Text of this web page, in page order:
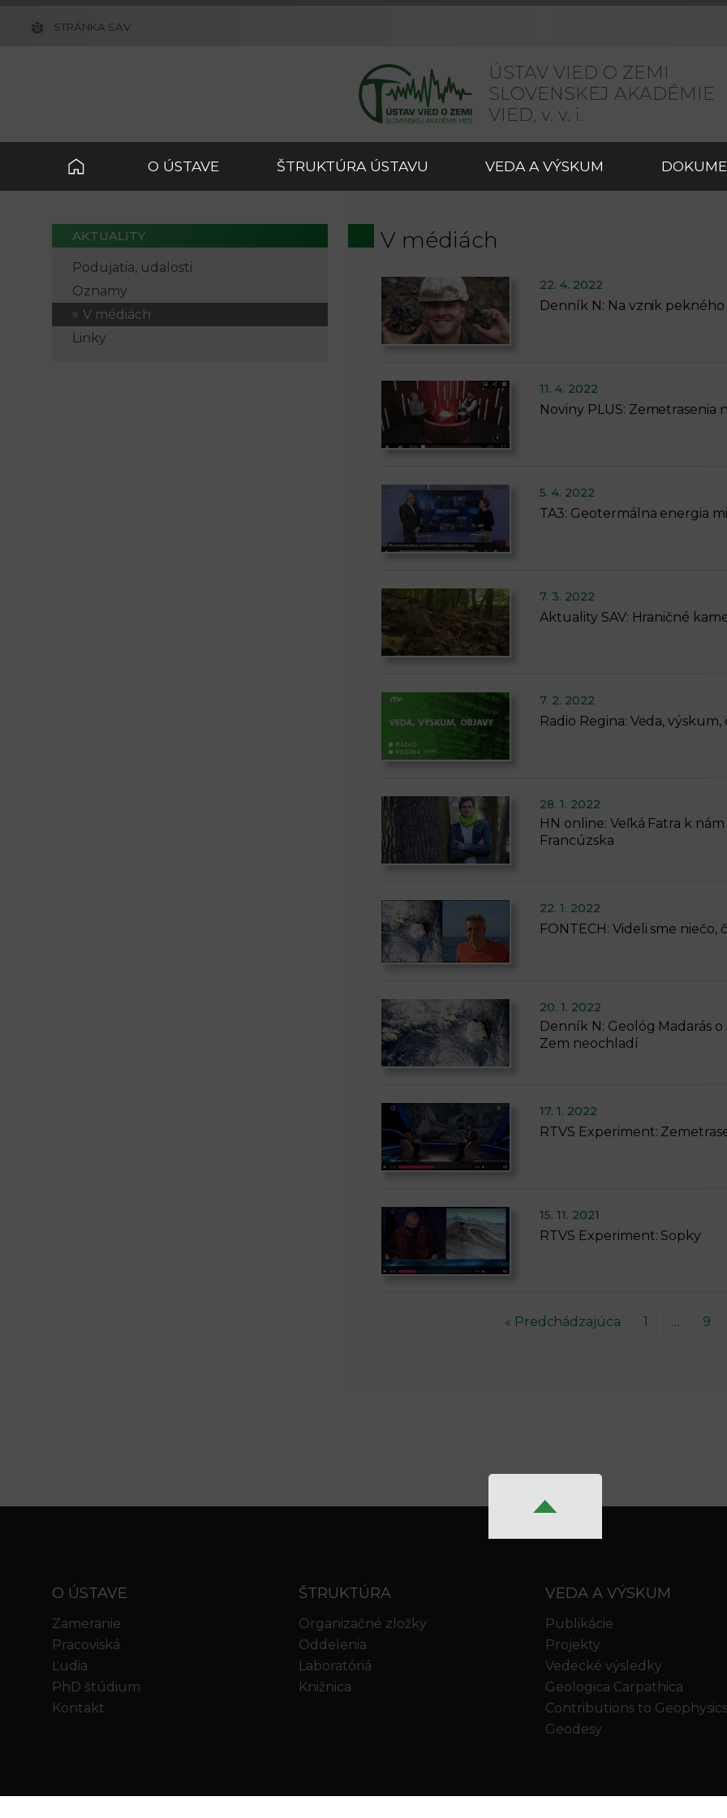
ÚSTAV VIED O ZEMI
SLOVENSKEJ AKADÉMIE
VIED, v. v. i.
STRÁNKA SAV
O ÚSTAVE ŠTRUKTÚRA ÚSTAVU VEDA A VÝSKUM
AKTUALITY
Podujatia, udalosti
Oznamy
V médiách
Linky
V médiách
22. 4. 2022
Denník N: Na vznik
11. 4. 2022
Noviny PLUS: Zemetrasenia
5. 4. 2022
TA3: Geotermálna energia
7. 3. 2022
Aktuality SAV: Hraničné
7. 2. 2022
Radio Regina: Veda, výskum,
28. 1. 2022
HN online: Veľká Fatra k
Francúzska
22. 1. 2022
FONTECH: Videli sme
20. 1. 2022
Denník N: Geológ Madarás
Zem neochladí
17. 1. 2022
RTVS Experiment:
15. 11. 2021
RTVS Experiment: Sopky
« Predchádzajúca 1 … 9
O ÚSTAVE
Zameranie
Pracoviská
Ľudia
PhD štúdium
Kontakt
ŠTRUKTÚRA
Organizačné zložky
Oddelenia
Laboratóriá
Knižnica
VEDA A VÝSKUM
Publikácie
Projekty
Vedecké výsledky
Geologica Carpathica
Contributions to
Geodesy